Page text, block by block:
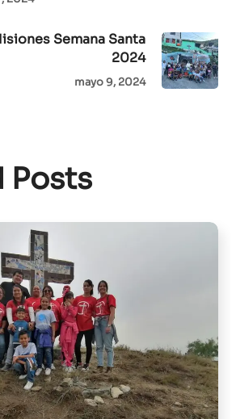
Semana Santa
2024
mayo 9, 2024
Posts